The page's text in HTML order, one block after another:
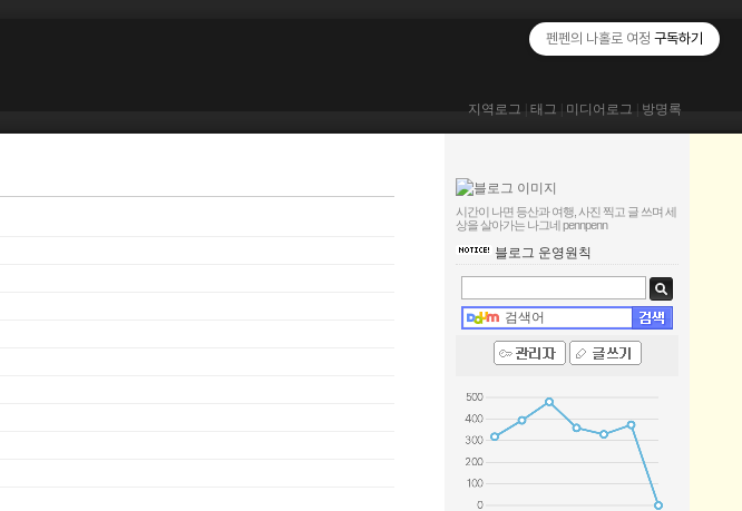
지역로그 태그 미디어로그 방명록
시간이 나면 등산과 여행, 사진 찍고 글 쓰며 세
상을 살아가는 나그네pennpenn
블로그 운영원칙
펜펜의 나홀로 여정 구독하기